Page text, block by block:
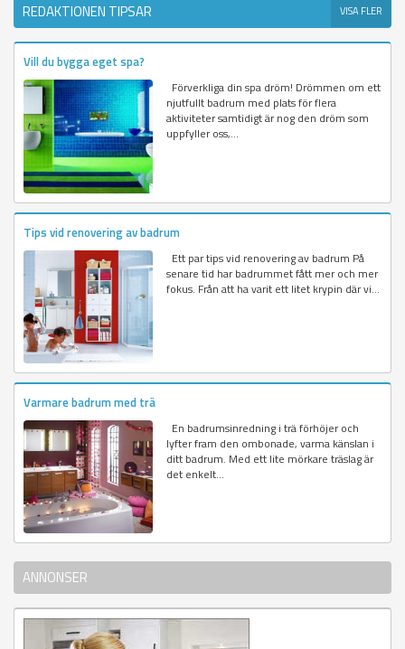
REDAKTIONEN TIPSAR VISA FLER
Vill du bygga eget spa?
Förverkliga din spa dröm! Drömmen om ett
njutfullt badrum med plats för flera
aktiviteter samtidigt är nog den dröm som
uppfyller oss,...
Tips vid renovering av badrum
Ett par tips vid renovering av badrum På
senare tid har badrummet fått mer och mer
fokus. Från att ha varit ett litet krypin där vi...
Varmare badrum med trä
En badrumsinredning i trä förhöjer och
lyfter fram den ombonade, varma känslan i
ditt badrum. Med ett lite mörkare träslag är
det enkelt...
ANNONSER